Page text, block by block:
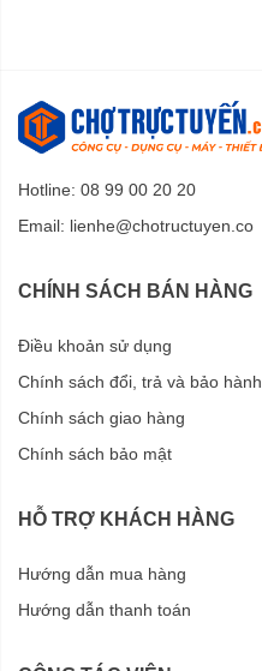
Hotline: 08 99 00 20 20
Email: lienhe@chotructuyen.co
CHÍNH SÁCH BÁN HÀNG
Điều khoản sử dụng
Chính sách đổi, trả và bảo hành
Chính sách giao hàng
Chính sách bảo mật
HỖ TRỢ KHÁCH HÀNG
Hướng dẫn mua hàng
Hướng dẫn thanh toán